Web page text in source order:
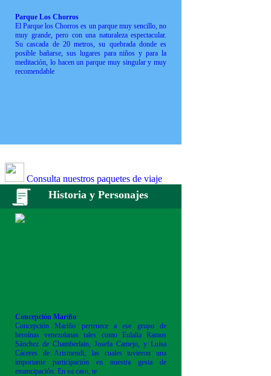
Parque Los Chorros
El Parque los Chorros es un parque muy sencillo, no
muy grande, pero con una naturaleza espectacular.
Su cascada de 20 metros, su quebrada donde es
posible bañarse, sus lugares para niños y para la
meditación, lo hacen un parque muy singular y muy
recomendable
Consulta nuestros paquetes de viaje
Historia y Personajes
Concepción Mariño
Concepción Mariño pertenece a ese grupo de
heroínas venezolanas tales como Eulalia Ramos
Sánchez de Chamberlain, Josefa Camejo, y Luisa
Cáceres de Arismendi; las cuales tuvieron una
importante participación en nuestra gesta de
emancipación. En su caso, te